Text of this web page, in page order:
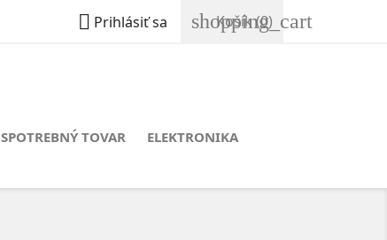
 Prihlásiť sa shopping_cart
Košík(0)
SPOTREBNÝ TOVAR ELEKTRONIKA